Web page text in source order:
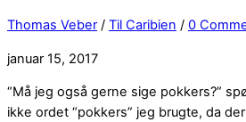
Thomas Veber / Til Caribien / 0
januar 15, 2017
“Må jeg også gerne sige pokkers?”
ikke ordet “pokkers” jeg brugte, da der